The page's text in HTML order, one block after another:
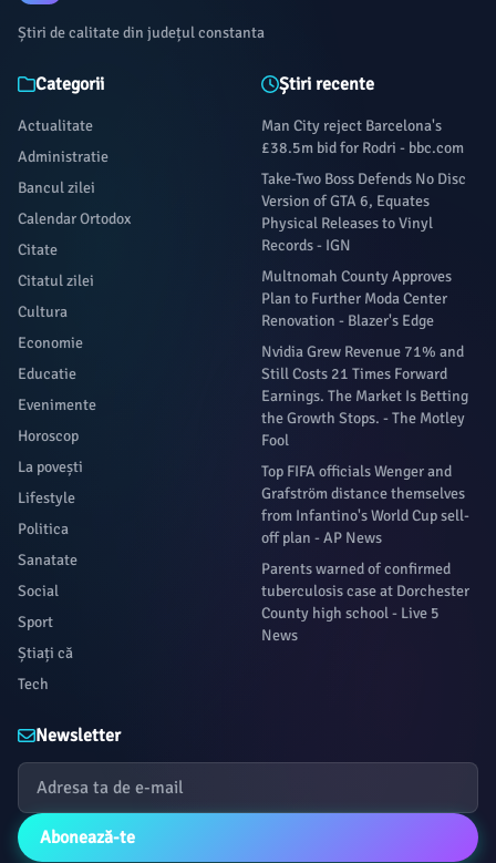
Știri de calitate din județul constanta
Categorii
Actualitate
Administratie
Bancul zilei
Calendar Ortodox
Citate
Citatul zilei
Cultura
Economie
Educatie
Evenimente
Horoscop
La povești
Lifestyle
Politica
Sanatate
Social
Sport
Știați că
Tech
Știri recente
Man City reject Barcelona's
£38.5m bid for Rodri - bbc.com
Take-Two Boss Defends No Disc
Version of GTA 6, Equates
Physical Releases to Vinyl
Records - IGN
Multnomah County Approves
Plan to Further Moda Center
Renovation - Blazer's Edge
Nvidia Grew Revenue 71% and
Still Costs 21 Times Forward
Earnings. The Market Is Betting
the Growth Stops. - The Motley
Fool
Top FIFA officials Wenger and
Grafström distance themselves
from Infantino's World Cup sell-
off plan - AP News
Parents warned of confirmed
tuberculosis case at Dorchester
County high school - Live 5
News
Newsletter
Abonează-te